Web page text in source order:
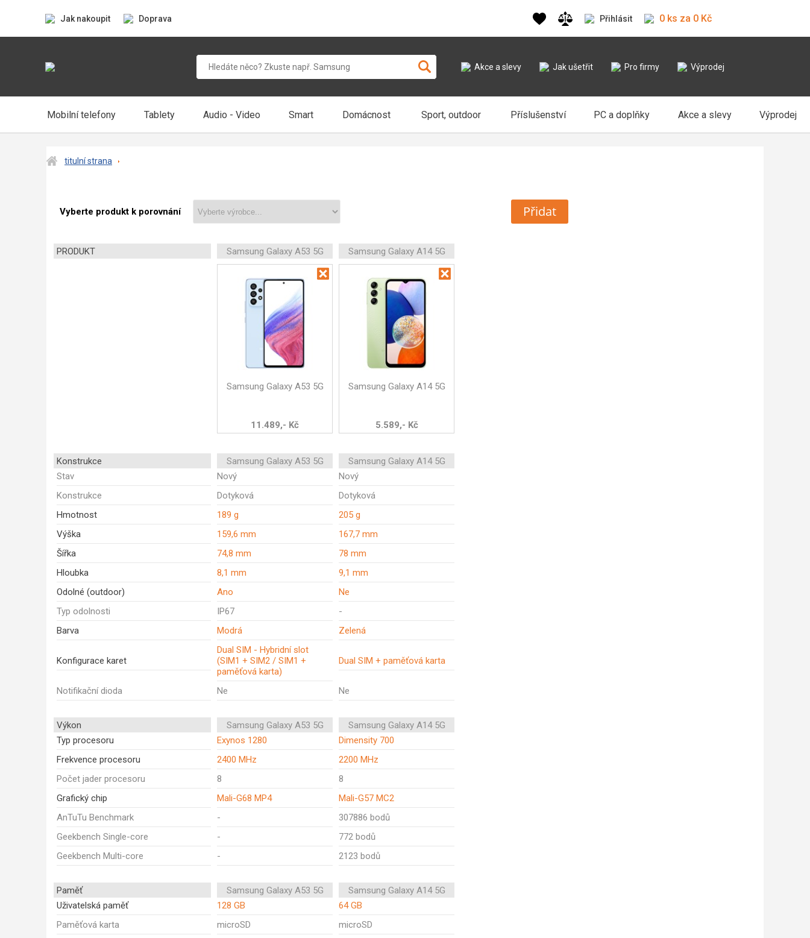
Jak nakoupit Doprava Přihlásit 0 ks za 0 Kč
Akce a slevy Jak ušetřit Pro firmy Výprodej
Mobilní telefony Tablety Audio - Video Smart Domácnost Sport, outdoor Příslušenství PC a doplňky Akce a slevy Výprodej
titulní strana
Vyberte produkt k porovnání Přidat
PRODUKT Samsung Galaxy A53 5G Samsung Galaxy A14 5G
Samsung Galaxy A53 5G
11.489,- Kč
Samsung Galaxy A14 5G
5.589,- Kč
Konstrukce Samsung Galaxy A53 5G
Samsung Galaxy A14 5G
Stav
Nový
Nový
Konstrukce
Dotyková
Dotyková
Hmotnost
189 g
205 g
Výška
159,6 mm
167,7 mm
Šířka
74,8 mm
78 mm
Hloubka
8,1 mm
9,1 mm
Odolné (outdoor)
Ano
Ne
Typ odolnosti
IP67
-
Barva
Modrá Zelená
Konfigurace karet
Dual SIM - Hybridní slot
(SIM1 + SIM2 / SIM1 +
paměťová karta)
Dual SIM + paměťová karta
Notifikační dioda Ne Ne
Výkon Samsung Galaxy A53 5G
Samsung Galaxy A14 5G
Typ procesoru
Exynos 1280
Dimensity 700
Frekvence procesoru
2400 MHz
2200 MHz
Počet jader procesoru
8
8
Grafický chip
Mali-G68 MP4
Mali-G57 MC2
AnTuTu Benchmark
-
307886 bodů
Geekbench Single-core
-
772 bodů
Geekbench Multi-core
- 2123 bodů
Paměť Samsung Galaxy A53 5G
Samsung Galaxy A14 5G
Uživatelská paměť
128 GB
64 GB
Paměťová karta
microSD
microSD